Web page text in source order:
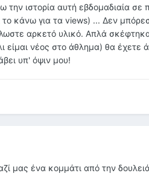
την ιστορία αυτή εβδομαδιαία σε
το κάνω για τα views) ... Δεν
αρκετό υλικό. Απλά
είμαι νέος στο άθλημα) θα έχετε
υπ' όψιν μου!
μας ένα κομμάτι από την